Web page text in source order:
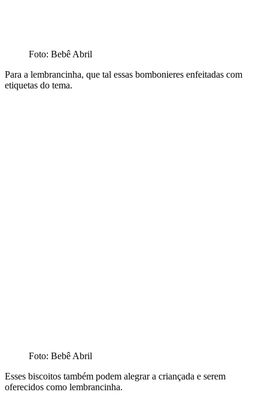
Foto: Bebê Abril
Para a lembrancinha, que tal essas bombonieres enfeitadas com
etiquetas do tema.
Foto: Bebê Abril
Esses biscoitos também podem alegrar a criançada e serem
oferecidos como lembrancinha.